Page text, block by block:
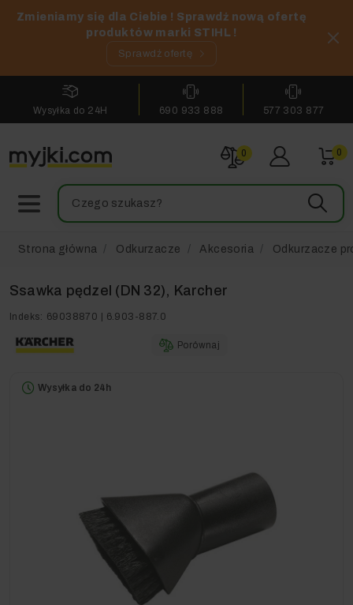
Zmieniamy się dla Ciebie ! Sprawdź nową ofertę
produktów marki STIHL !
Sprawdź ofertę
Wysyłka do 24H 690 933 888 577 303 877
0 0
Strona główna Odkurzacze Akcesoria Odkurzacze
Ssawka pędzel (DN 32), Karcher
Indeks: 69038870 | 6.903-887.0
Porównaj
Wysyłka do 24h